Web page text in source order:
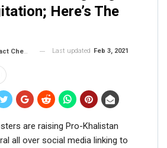
Here’s The
Bureau Last updated Feb 3, 2021
are raising Pro-Khalistan
all over social media linking to